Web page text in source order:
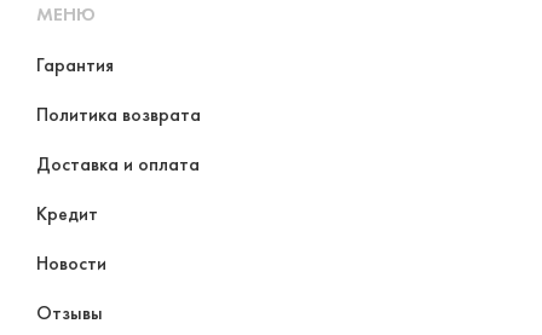
МЕНЮ
Гарантия
Политика возврата
Доставка и оплата
Кредит
Новости
Отзывы